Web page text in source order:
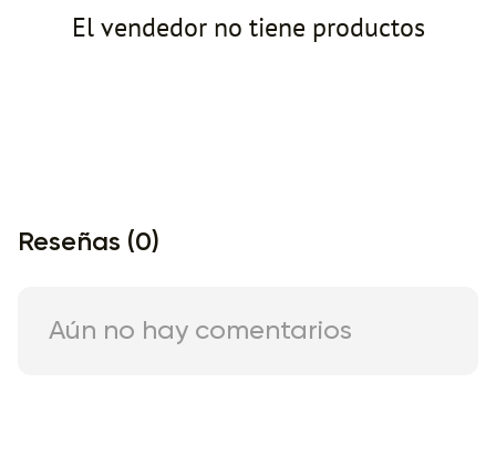
El vendedor no tiene productos
Reseñas (0)
Aún no hay comentarios